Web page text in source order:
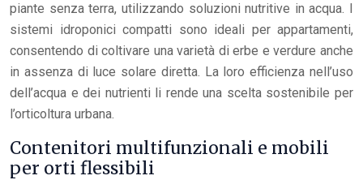
piante senza terra, utilizzando soluzioni nutritive in acqua. I
sistemi idroponici compatti sono ideali per appartamenti,
consentendo di coltivare una varietà di erbe e verdure anche
in assenza di luce solare diretta. La loro efficienza nell’uso
dell’acqua e dei nutrienti li rende una scelta sostenibile per
l’orticoltura urbana.
Contenitori multifunzionali e mobili
per orti flessibili